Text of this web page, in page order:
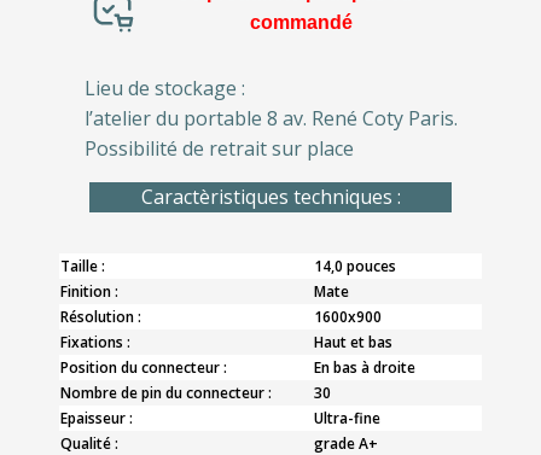
commandé
Lieu de stockage :
l’atelier du portable 8 av. René Coty Paris.
Possibilité de retrait sur place
Caractèristiques techniques :
Taille :
14,0 pouces
Finition :
Mate
Résolution :
1600x900
Fixations :
Haut et bas
Position du connecteur :
En bas à droite
Nombre de pin du connecteur :
30
Epaisseur :
Ultra-fine
Qualité :
grade A+